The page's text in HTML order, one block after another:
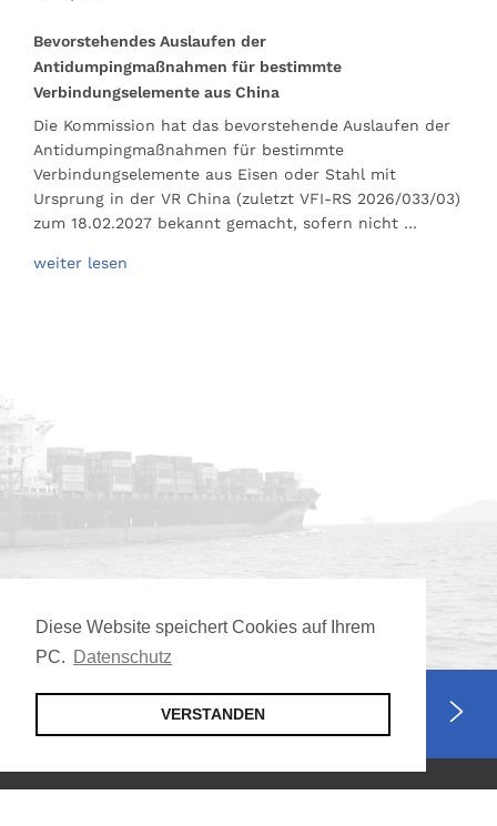
Diese Website speichert Cookies auf Ihrem
PC. Datenschutz
VERSTANDEN
Bevorstehendes Auslaufen der
Antidumpingmaßnahmen für bestimmte
Verbindungselemente aus China
Die Kommission hat das bevorstehende Auslaufen der
Antidumpingmaßnahmen für bestimmte
Verbindungselemente aus Eisen oder Stahl mit
Ursprung in der VR China (zuletzt VFI-RS 2026/033/03)
zum 18.02.2027 bekannt gemacht, sofern nicht …
weiter lesen
Jetzt Mitglied werden